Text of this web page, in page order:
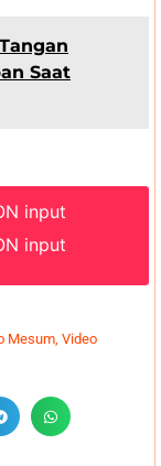
Saat
input
input
Mesum, Video